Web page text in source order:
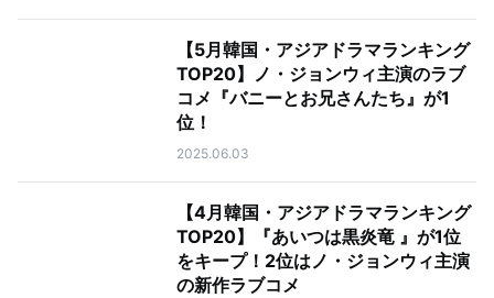
【5月韓国・アジアドラマランキング
TOP20】ノ・ジョンウィ主演のラブ
コメ『バニーとお兄さんたち』が1
位！
2025.06.03
【4月韓国・アジアドラマランキング
TOP20】『あいつは黒炎竜 』が1位
をキープ！2位はノ・ジョンウィ主演
の新作ラブコメ